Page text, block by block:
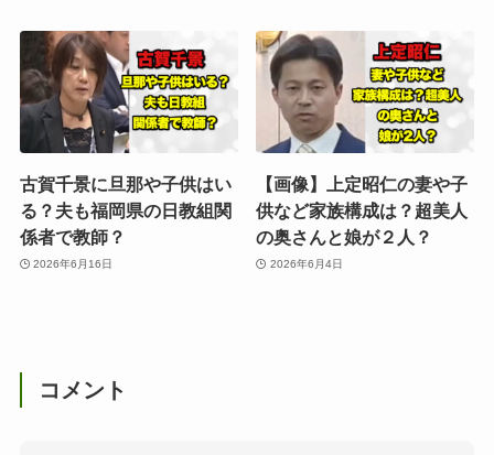
古賀千景に旦那や子供はい
る？夫も福岡県の日教組関
係者で教師？
2026年6月16日
【画像】上定昭仁の妻や子
供など家族構成は？超美人
の奥さんと娘が２人？
2026年6月4日
コメント